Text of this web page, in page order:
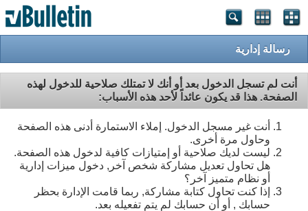
رسالة إدارية
أنت لم تسجل الدخول بعد أو أنك لا تمتلك صلاحية للدخول لهذه
الصفحة. هذا قد يكون عائداً لأحد هذه الأسباب:
أنت غير مسجل الدخول. إملاء الاستمارة أدنى هذه الصفحة
وحاول مرة أخرى.
ليست لديك صلاحية أو إمتيازات كافية لدخول هذه الصفحة.
هل تحاول تعديل مشاركة شخص آخر, دخول ميزات إدارية
أو نظام متميز آخر؟
إذا كنت تحاول كتابة مشاركة, ربما قامت الإدارة بحظر
حسابك , أو أن حسابك لم يتم تفعيله بعد.